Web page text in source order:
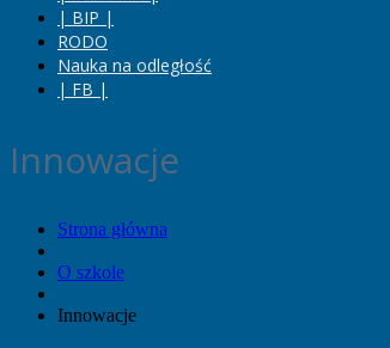
| BIP |
RODO
Nauka na odległość
| FB |
Innowacje
Strona główna
O szkole
Innowacje